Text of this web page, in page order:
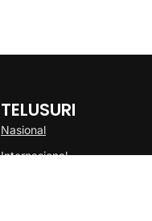
TELUSURI
Nasional
Internasional